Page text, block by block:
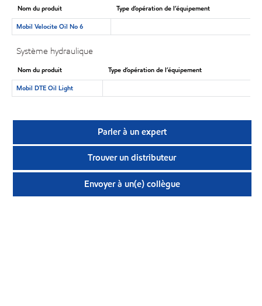
Nom du produit
Type d’opération de l’équipement
Mobil Velocite Oil No 6
Système hydraulique
Nom du produit
Type d’opération de l’équipement
Mobil DTE Oil Light
Parler à un expert
Trouver un distributeur
Envoyer à un(e) collègue